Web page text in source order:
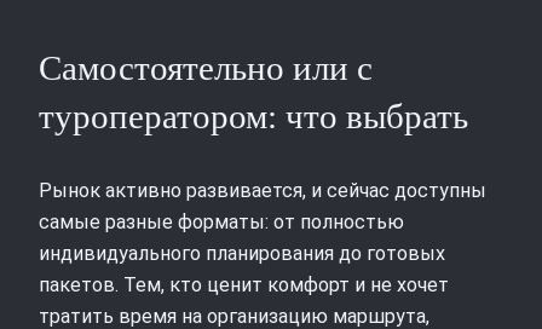
Самостоятельно или с
туроператором: что выбрать
Рынок активно развивается, и сейчас доступны
самые разные форматы: от полностью
индивидуального планирования до готовых
пакетов. Тем, кто ценит комфорт и не хочет
тратить время на организацию маршрута,